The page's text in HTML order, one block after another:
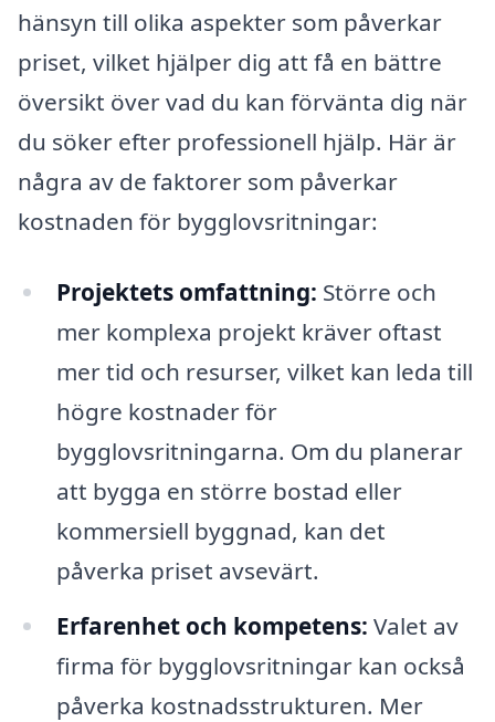
hänsyn till olika aspekter som påverkar
priset, vilket hjälper dig att få en bättre
översikt över vad du kan förvänta dig när
du söker efter professionell hjälp. Här är
några av de faktorer som påverkar
kostnaden för bygglovsritningar:
Projektets omfattning: Större och
mer komplexa projekt kräver oftast
mer tid och resurser, vilket kan leda till
högre kostnader för
bygglovsritningarna. Om du planerar
att bygga en större bostad eller
kommersiell byggnad, kan det
påverka priset avsevärt.
Erfarenhet och kompetens: Valet av
firma för bygglovsritningar kan också
påverka kostnadsstrukturen. Mer